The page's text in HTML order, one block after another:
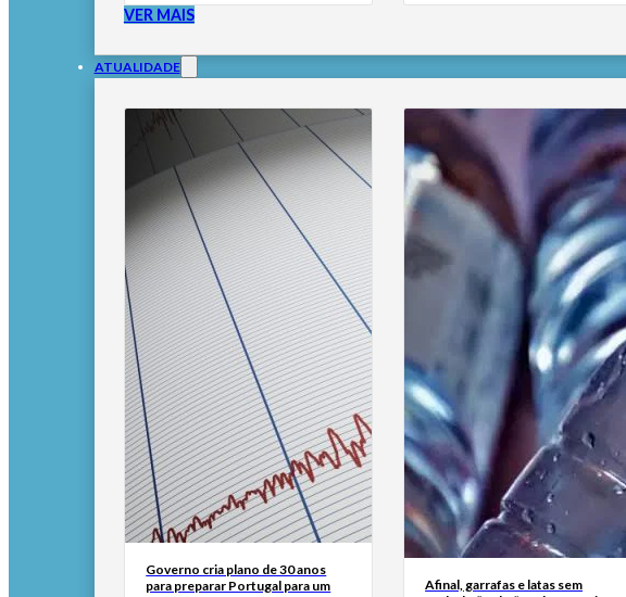
VER MAIS
ATUALIDADE
Governo cria plano de 30 anos
para preparar Portugal para um
Afinal, garrafas e latas sem